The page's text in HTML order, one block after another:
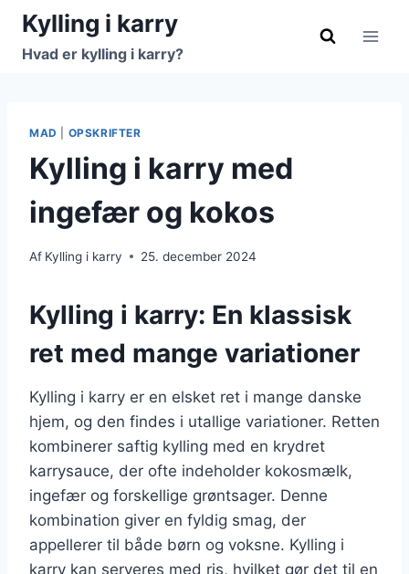
Fortsæt
indhold
Kylling i karry
Hvad er kylling i karry?
MAD OPSKRIFTER
Kylling i karry med
ingefær og kokos
Af Kylling i karry 25. december 2024
Kylling i karry: En klassisk
ret med mange variationer
Kylling i karry er en elsket ret i mange danske
hjem, og den findes i utallige variationer. Retten
kombinerer saftig kylling med en krydret
karrysauce, der ofte indeholder kokosmælk,
ingefær og forskellige grøntsager. Denne
kombination giver en fyldig smag, der
appellerer til både børn og voksne. Kylling i
karry kan serveres med ris, hvilket gør det til en